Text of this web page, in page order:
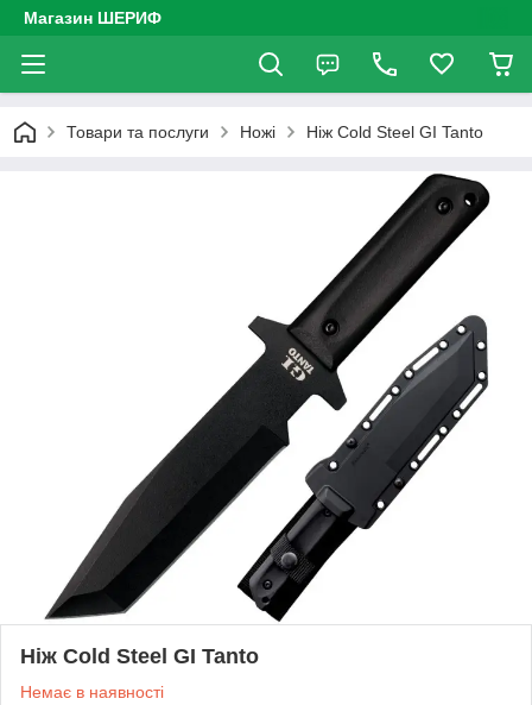
Магазин ШЕРИФ
Товари та послуги Ножі Ніж Cold Steel GI Tanto
Ніж Cold Steel GI Tanto
Немає в наявності